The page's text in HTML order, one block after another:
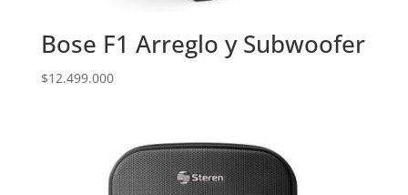
Bose F1 Arreglo y Subwoofer
$12.499.000